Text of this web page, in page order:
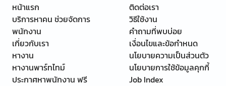
หน้าแรก
บริการหาคน ช่วยจัดการ
พนักงาน
เกี่ยวกับเรา
หางาน
หางานพาร์ทไทม์
ประกาศหาพนักงาน ฟรี
ติดต่อเรา
วิธีใช้งาน
คำถามที่พบบ่อย
เงื่อนไขและข้อกำหนด
นโยบายความเป็นส่วนตัว
นโยบายการใช้ข้อมูลคุกกี้
Job Index